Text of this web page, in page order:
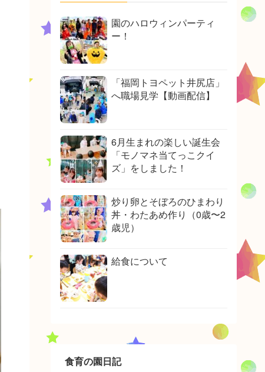
園のハロウィンパーティ
ー！
「福岡トヨペット井尻店」
へ職場見学【動画配信】
6月生まれの楽しい誕生会
「モノマネ当てっこクイ
ズ」をしました！
炒り卵とそぼろのひまわり
丼・わたあめ作り（0歳〜2
歳児）
給食について
食育の園日記